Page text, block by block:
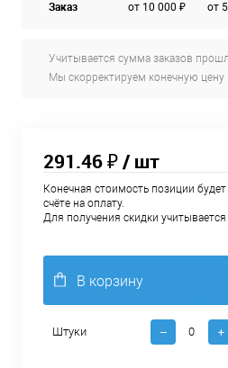
Заказ
от 10 000 ₽
от
Учитывается сумма заказов
Мы скорректируем конечную цену
291.46 ₽/ шт
Конечная стоимость позиции будет
счёте на оплату.
Для получения скидки
В корзину
Штуки